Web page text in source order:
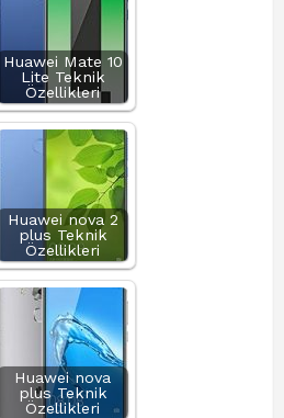
Huawei Mate 10
Lite Teknik
Özellikleri
Huawei nova 2
plus Teknik
Özellikleri
Huawei nova
plus Teknik
Özellikleri